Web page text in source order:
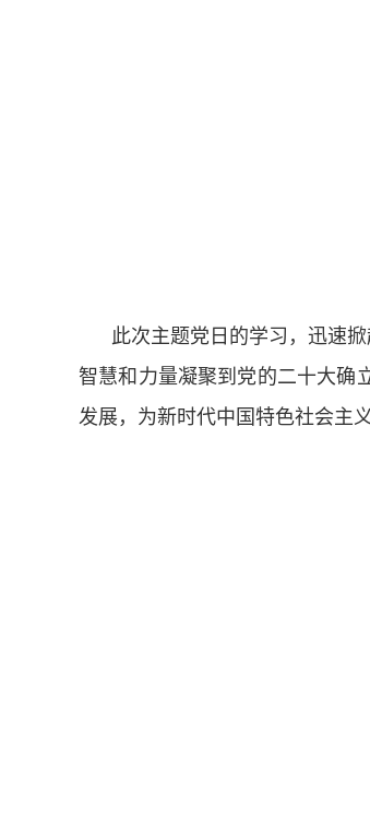
此次主题党日的学习，迅速
智慧和力量凝聚到党的二十大确
发展，为新时代中国特色社会主